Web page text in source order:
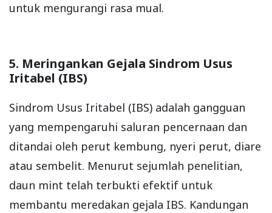
untuk mengurangi rasa mual.
5. Meringankan Gejala Sindrom Usus
Iritabel (IBS)
Sindrom Usus Iritabel (IBS) adalah gangguan
yang mempengaruhi saluran pencernaan dan
ditandai oleh perut kembung, nyeri perut, diare
atau sembelit. Menurut sejumlah penelitian,
daun mint telah terbukti efektif untuk
membantu meredakan gejala IBS. Kandungan